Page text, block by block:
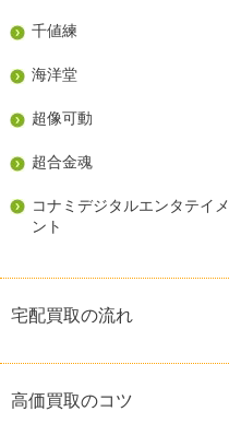
千値練
海洋堂
超像可動
超合金魂
コナミデジタルエンタテイメ
ント
宅配買取の流れ
高価買取のコツ